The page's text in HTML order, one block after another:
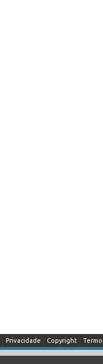
Copyright
Privacidade